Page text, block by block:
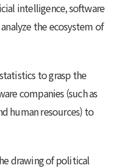
intelligence, software
the ecosystem of
to grasp the
companies (such as
human resources) to
drawing of political